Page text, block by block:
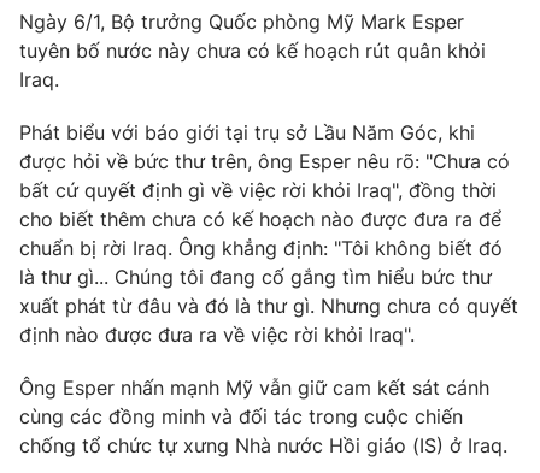
Câu chuyện quốc tế
Thị trường
Góc doanh nghiệp
Dữ liệu và đời sống
Truyền hình
Phim VTV
Hậu trường
Nhân vật
Khán giả
Giải sao mai
Giải trí
Điện ảnh
Âm nhạc
Sao
Đời sống
Du lịch
Làm đẹp
Chất lượng cuộc sống
Giáo dục
Tuyển sinh
Học trực tuyến
Hitech Công nghệ tương lai
Sản phẩm
Giao lưu trực tuyến
Ngày 6/1, Bộ trưởng Quốc phòng Mỹ Mark Esper
tuyên bố nước này chưa có kế hoạch rút quân khỏi
Iraq.
Phát biểu với báo giới tại trụ sở Lầu Năm Góc, khi
được hỏi về bức thư trên, ông Esper nêu rõ: "Chưa có
bất cứ quyết định gì về việc rời khỏi Iraq", đồng thời
cho biết thêm chưa có kế hoạch nào được đưa ra để
chuẩn bị rời Iraq. Ông khẳng định: "Tôi không biết đó
là thư gì... Chúng tôi đang cố gắng tìm hiểu bức thư
xuất phát từ đâu và đó là thư gì. Nhưng chưa có quyết
định nào được đưa ra về việc rời khỏi Iraq".
Ông Esper nhấn mạnh Mỹ vẫn giữ cam kết sát cánh
cùng các đồng minh và đối tác trong cuộc chiến
chống tổ chức tự xưng Nhà nước Hồi giáo (IS) ở Iraq.